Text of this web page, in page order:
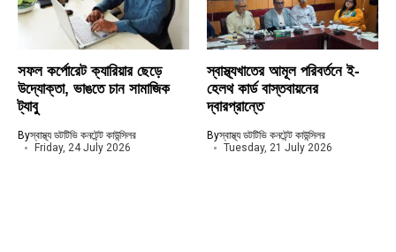
সফল কর্পোরেট ক্যারিয়ার ছেড়ে
উদ্যোক্তা, ভাঙতে চান সামাজিক
ট্যাবু
Byস্বাস্থ্য ডটটিভি কনটেন্ট কাউন্সিলর
Friday, 24 July 2026
স্বাস্থ্যখাতের আমূল পরিবর্তনে ই-
হেলথ কার্ড বাস্তবায়নের
দ্বারপ্রান্তে
Byস্বাস্থ্য ডটটিভি কনটেন্ট কাউন্সিলর
Tuesday, 21 July 2026